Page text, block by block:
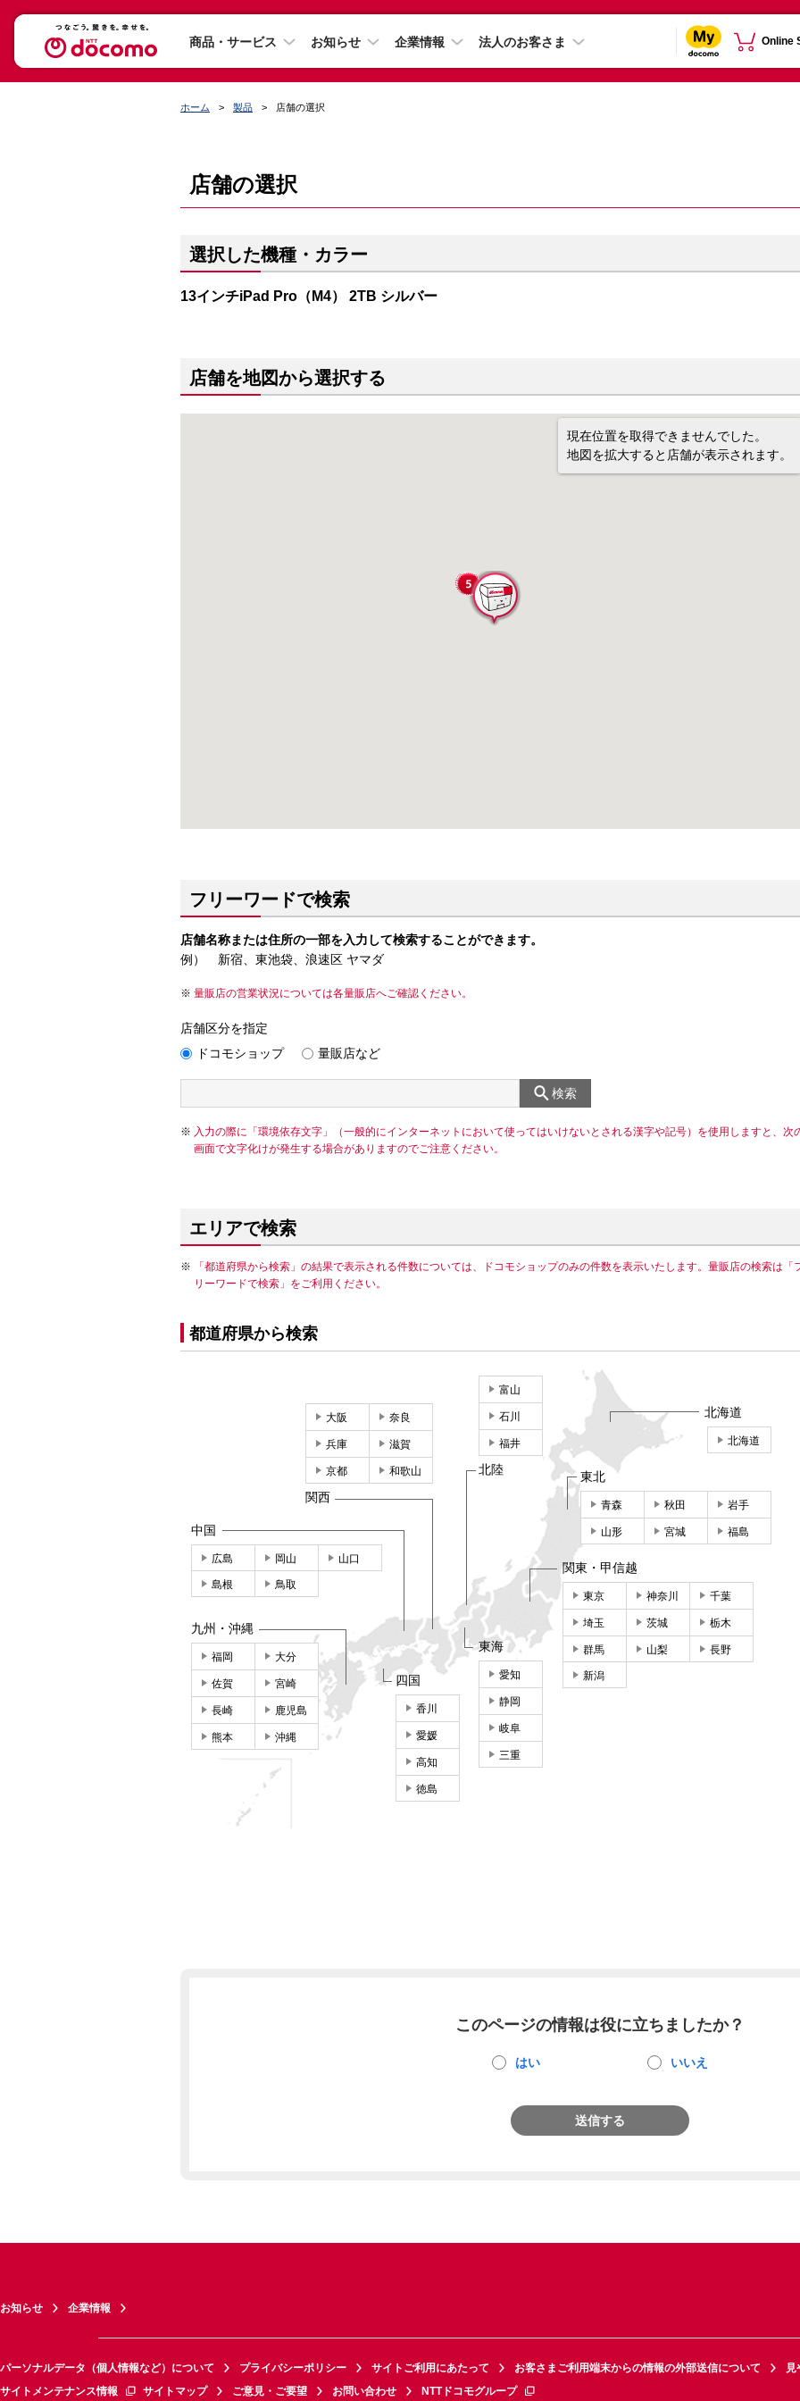
商品・サービス お知らせ 企業情報 法人のお客さま Online
ホーム 製品 店舗の選択
店舗の選択
選択した機種・カラー
13インチiPad Pro（M4） 2TB シルバー
店舗を地図から選択する
現在位置を取得できませんでした。
地図を拡大すると店舗が表示されます。
フリーワードで検索
店舗名称または住所の一部を入力して検索することができます。
例） 新宿、東池袋、浪速区 ヤマダ
量販店の営業状況については各量販店へご確認ください。
店舗区分を指定
ドコモショップ
量販店など
検索
入力の際に「環境依存文字」（一般的にインターネットにおいて使ってはいけないとされる漢字や記号）を使用しますと、次
画面で文字化けが発生する場合がありますのでご注意ください。
エリアで検索
「都道府県から検索」の結果で表示される件数については、ドコモショップのみの件数を表示いたします。量販店の検索は「
リーワードで検索」をご利用ください。
都道府県から検索
北海道
北海道
東北
青森 秋田 岩手
山形 宮城 福島
関東・甲信越
東京 神奈川 千葉
埼玉 茨城 栃木
群馬 山梨 長野
新潟
東海
愛知
静岡
岐阜
三重
富山
石川
福井
北陸
大阪 奈良
兵庫 滋賀
京都 和歌山
関西
中国
広島 岡山 山口
島根 鳥取
四国
香川
愛媛
高知
徳島
九州・沖縄
福岡 大分
佐賀 宮崎
長崎 鹿児島
熊本 沖縄
このページの情報は役に立ちましたか？
はい いいえ
送信する
お知らせ 企業情報
パーソナルデータ（個人情報など）について プライバシーポリシー サイトご利用にあたって お客さまご利用端末からの情報の外部送信について
見
サイトメンテナンス情報
サイトマップ ご意見・ご要望 お問い合わせ NTTドコモグループ